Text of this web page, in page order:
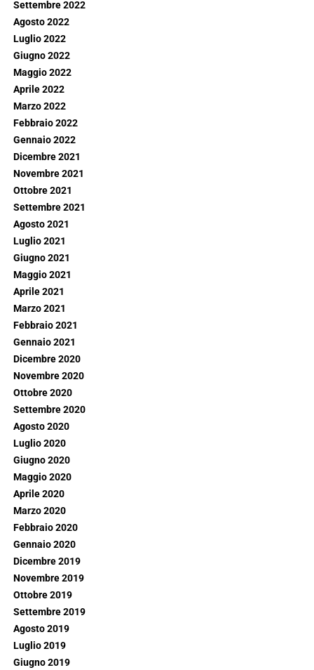
Settembre 2022
Agosto 2022
Luglio 2022
Giugno 2022
Maggio 2022
Aprile 2022
Marzo 2022
Febbraio 2022
Gennaio 2022
Dicembre 2021
Novembre 2021
Ottobre 2021
Settembre 2021
Agosto 2021
Luglio 2021
Giugno 2021
Maggio 2021
Aprile 2021
Marzo 2021
Febbraio 2021
Gennaio 2021
Dicembre 2020
Novembre 2020
Ottobre 2020
Settembre 2020
Agosto 2020
Luglio 2020
Giugno 2020
Maggio 2020
Aprile 2020
Marzo 2020
Febbraio 2020
Gennaio 2020
Dicembre 2019
Novembre 2019
Ottobre 2019
Settembre 2019
Agosto 2019
Luglio 2019
Giugno 2019